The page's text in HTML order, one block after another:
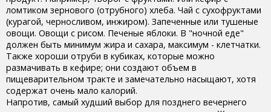
ломтиком зернового (отрубного) хлеба. Чай с сухофруктами
(курагой, черносливом, инжиром). Запеченные или тушеные
овощи. Овощи с рисом. Печеные яблоки. В "ночной еде"
должен быть минимум жира и сахара, максимум - клетчатки.
Также хороши отруби в кубиках, которые можно
размачивать в кефире; они создают объем в
пищеварительном тракте и замечательно насыщают, хотя
содержат очень мало калорий.
Напротив, самый худший выбор для позднего вечернего